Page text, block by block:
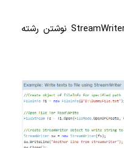
مثال زیر نشان می دهد که چگونه StreamWriter نوشتن رشته